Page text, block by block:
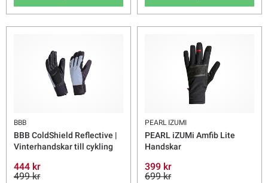
BBB
BBB ColdShield Reflective |
Vinterhandskar till cykling
444 kr
499 kr
PEARL IZUMI
PEARL iZUMi Amfib Lite
Handskar
399 kr
699 kr